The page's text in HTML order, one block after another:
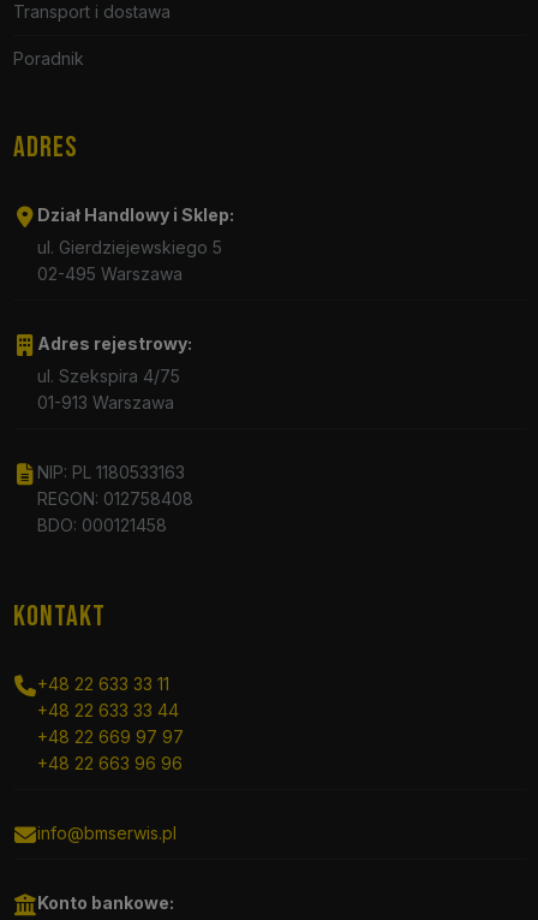
Transport i dostawa
Poradnik
ADRES
Dział Handlowy i Sklep:
ul. Gierdziejewskiego 5
02-495 Warszawa
Adres rejestrowy:
ul. Szekspira 4/75
01-913 Warszawa
NIP: PL 1180533163
REGON: 012758408
BDO: 000121458
KONTAKT
+48 22 633 33 11
+48 22 633 33 44
+48 22 669 97 97
+48 22 663 96 96
info@bmserwis.pl
Konto bankowe: